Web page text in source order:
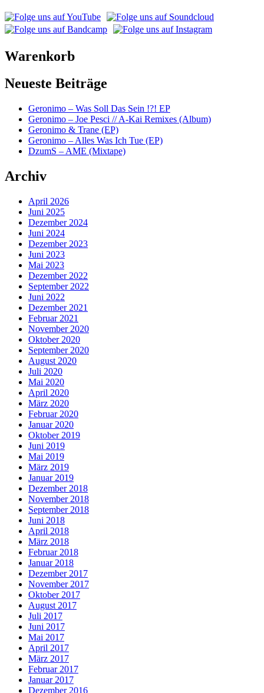
Warenkorb
Neueste Beiträge
Geronimo – Was Soll Das Sein !?! EP
Geronimo – Joe Pesci // A-Kai Remixes (Album)
Geronimo & Trane (EP)
Geronimo – Alles Was Ich Tue (EP)
DzumS – AME (Mixtape)
Archiv
April 2026
Juni 2025
Dezember 2024
Juni 2024
Dezember 2023
Juni 2023
Mai 2023
Dezember 2022
September 2022
Juni 2022
Dezember 2021
Februar 2021
November 2020
Oktober 2020
September 2020
August 2020
Juli 2020
Mai 2020
April 2020
März 2020
Februar 2020
Januar 2020
Oktober 2019
Juni 2019
Mai 2019
März 2019
Januar 2019
Dezember 2018
November 2018
September 2018
Juni 2018
April 2018
März 2018
Februar 2018
Januar 2018
Dezember 2017
November 2017
Oktober 2017
August 2017
Juli 2017
Juni 2017
Mai 2017
April 2017
März 2017
Februar 2017
Januar 2017
Dezember 2016